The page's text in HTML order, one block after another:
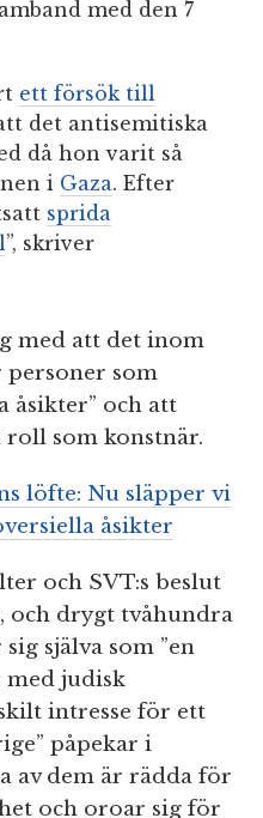
med den 7
ett försök till
det antisemitiska
då hon varit så
i Gaza. Efter
sprida
”, skriver
med att det inom
personer som
åsikter” och att
som konstnär.
löfte: Nu släpper vi
åsikter
och SVT:s beslut
och drygt tvåhundra
själva som ”en
med judisk
intresse för ett
påpekar i
av dem är rädda för
och oroar sig för